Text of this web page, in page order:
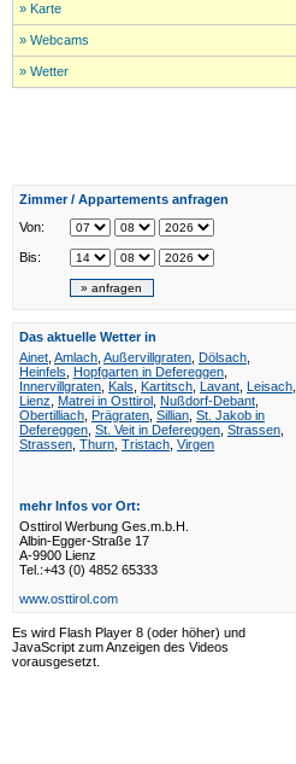
» Karte
» Webcams
» Wetter
Zimmer / Appartements anfragen
Von:
Bis:
Das aktuelle Wetter in
Ainet Amlach Außervillgraten Dölsach
Heinfels Hopfgarten in Defereggen
Innervillgraten Kals Kartitsch Lavant Leisach
Lienz Matrei in Osttirol Nußdorf-Debant
Obertilliach Prägraten Sillian St. Jakob in
Defereggen St. Veit in Defereggen Strassen
Strassen Thurn Tristach Virgen
mehr Infos vor Ort:
Osttirol Werbung Ges.m.b.H.
Albin-Egger-Straße 17
A-9900 Lienz
Tel.:+43 (0) 4852 65333
www.osttirol.com
Es wird Flash Player 8 (oder höher) und
JavaScript zum Anzeigen des Videos
vorausgesetzt.